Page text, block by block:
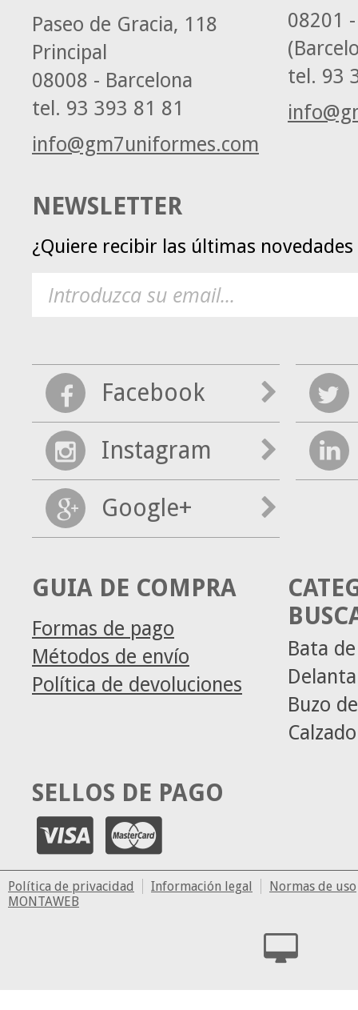
08201
tel. 93
Paseo de Gracia, 118
Principal
08008 - Barcelona
tel. 93 393 81 81
info@gm7uniformes.com
NEWSLETTER
¿Quiere recibir las últimas
Facebook
Instagram
Google+
GUIA DE COMPRA
Formas de pago
Métodos de envío
Política de devoluciones
Bata
Buzo
SELLOS DE PAGO
Política de privacidad Información legal
Normas de uso
MONTAWEB